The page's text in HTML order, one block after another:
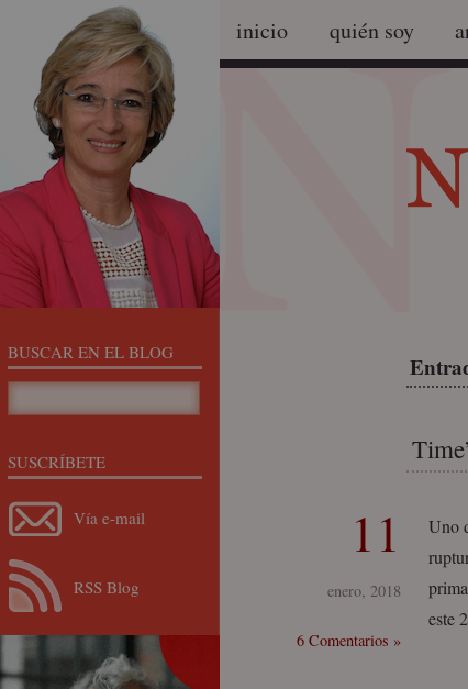
inicio quién soy
11
enero, 2018
6 Comentarios »
Uno
este
BUSCAR EN EL BLOG
SUSCRÍBETE
Vía e-mail
RSS Blog